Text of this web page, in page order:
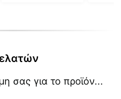
σας για το προϊόν...